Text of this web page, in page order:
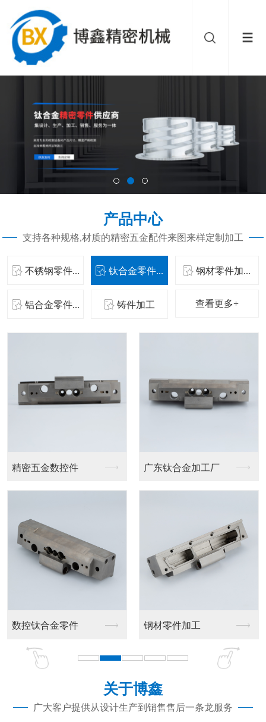
产品中心
支持各种规格,材质的精密五金配件来图来样定制加工
不锈钢零件... 钛合金零件... 钢材零件加...
铝合金零件... 铸件加工 查看更多+
广东钛合金加工厂
钢材零件加工
钢材零件工厂
铝合金精密零件加工厂
关于博鑫
广大客户提供从设计生产到销售售后一条龙服务